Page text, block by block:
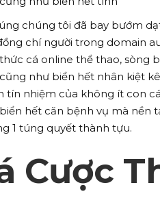
chúng tôi đã bay bướm
chí người trong domain
cá online thể thao, sòng
như biển hết nhân kiệt
tín nhiệm của không ít con
hết căn bệnh vụ mà nền
1 túng quyết thành tựu.
Cược